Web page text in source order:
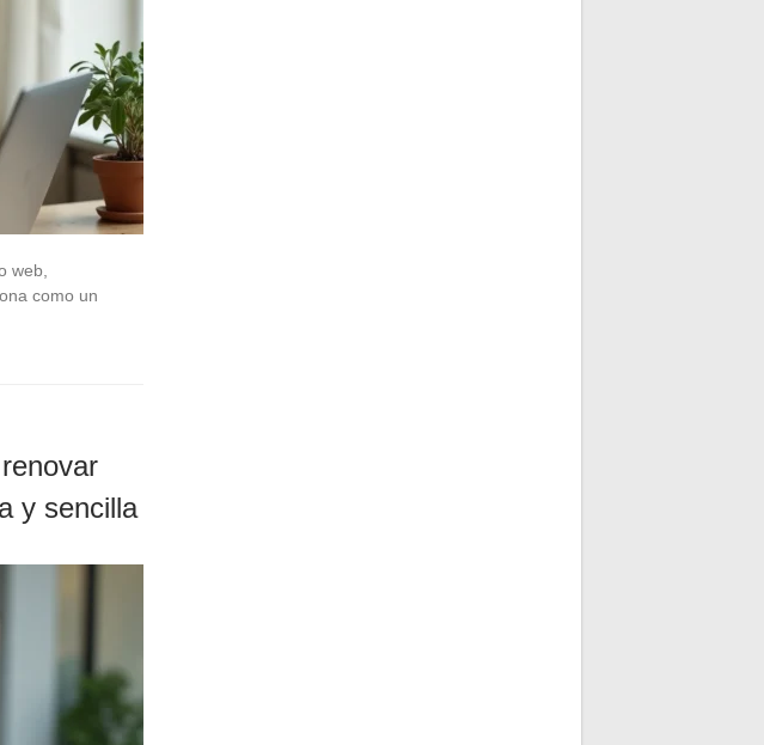
web,
como un
y sencilla